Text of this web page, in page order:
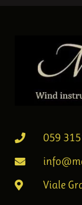
059
Viale